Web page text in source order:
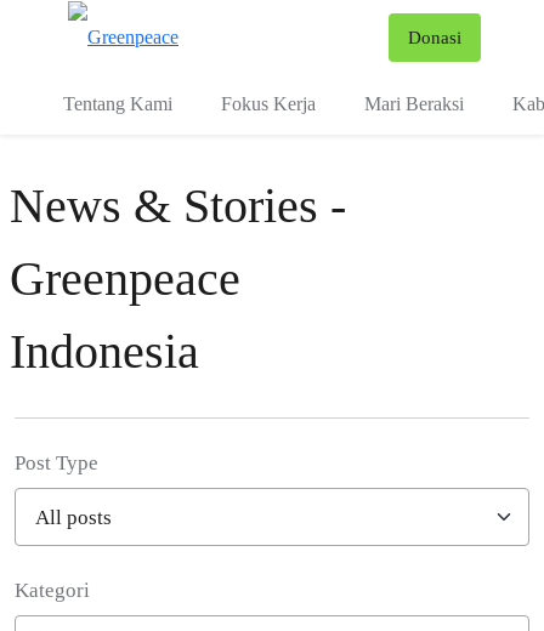
Donasi
Tentang Kami Fokus Kerja Mari Beraksi
News & Stories -
Greenpeace
Indonesia
Post Type
Kategori